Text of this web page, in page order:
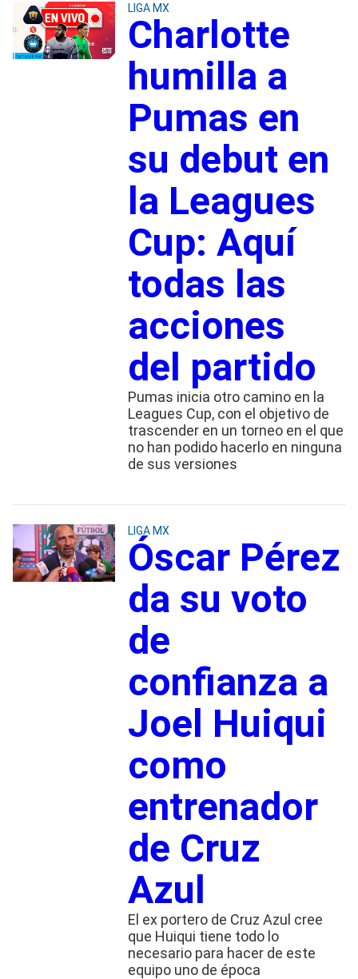
LIGA MX
Charlotte
humilla a
Pumas en
su debut en
la Leagues
Cup: Aquí
todas las
acciones
del partido
Pumas inicia otro camino en la
Leagues Cup, con el objetivo de
trascender en un torneo en el que
no han podido hacerlo en ninguna
de sus versiones
LIGA MX
Óscar Pérez
da su voto
de
confianza a
Joel Huiqui
como
entrenador
de Cruz
Azul
El ex portero de Cruz Azul cree
que Huiqui tiene todo lo
necesario para hacer de este
equipo uno de época